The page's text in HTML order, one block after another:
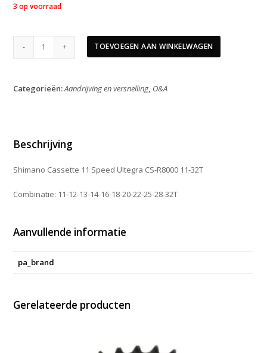
3 op voorraad
Shimano
Ultegra
32T
TOEVOEGEN AAN WINKELWAGEN
Categorieën:Aandrijving en versnelling, O&A
Beschrijving
Shimano Cassette 11 Speed Ultegra CS-R8000 11-32T
Combinatie: 11-12-13-14-16-18-20-22-25-28-32T
Aanvullende informatie
pa_brand
Gerelateerde producten